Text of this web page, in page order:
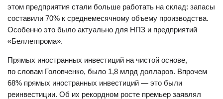
этом предприятия стали больше работать на склад: запасы
составили 70% к среднемесячному объему производства.
Особенно это было актуально для НПЗ и предприятий
«Беллегпрома».
Прямых иностранных инвестиций на чистой основе,
по словам Головченко, было 1,8 млрд долларов. Впрочем
68% прямых иностранных инвестиций — это были
реинвестиции. Об их рекордном росте премьер заявлял